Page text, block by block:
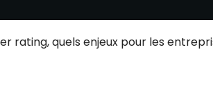
rating, quels enjeux pour les